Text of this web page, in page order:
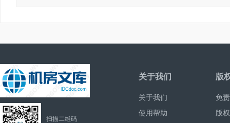
扫描二维码
关于我们
关于我们
使用帮助
版
免
版